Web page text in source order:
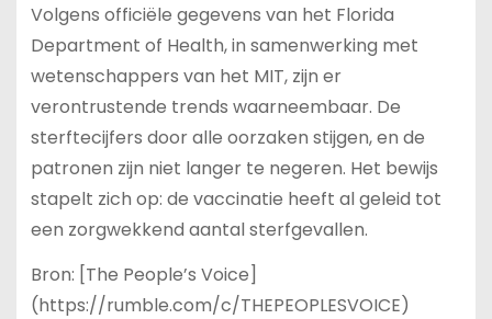
Volgens officiële gegevens van het Florida
Department of Health, in samenwerking met
wetenschappers van het MIT, zijn er
verontrustende trends waarneembaar. De
sterftecijfers door alle oorzaken stijgen, en de
patronen zijn niet langer te negeren. Het bewijs
stapelt zich op: de vaccinatie heeft al geleid tot
een zorgwekkend aantal sterfgevallen.
Bron: [The People’s Voice]
(https://rumble.com/c/THEPEOPLESVOICE)